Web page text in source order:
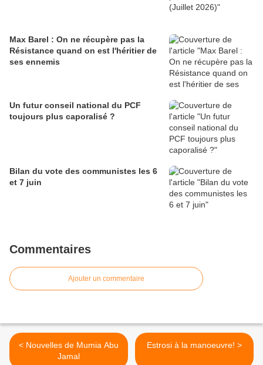
Max Barel : On ne récupère pas la
Résistance quand on est l'héritier de
ses ennemis
Un futur conseil national du PCF
toujours plus caporalisé ?
Bilan du vote des communistes les 6
et 7 juin
Commentaires
Ajouter un commentaire
< Nouvelles de Mumia Abu
Jamal
Estrosi à la manoeuvre! >